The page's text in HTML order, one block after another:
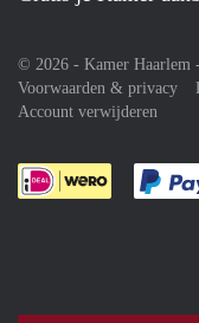
© 2026 - Kamer Haarlem
Voorwaarden & privacy
Account verwijderen